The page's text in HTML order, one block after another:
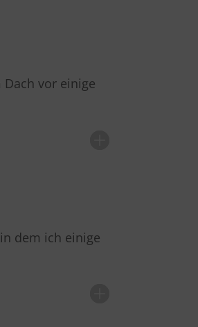
vor einige
dem ich einige